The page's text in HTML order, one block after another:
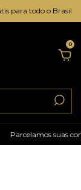
para todo o Brasil
0
suas